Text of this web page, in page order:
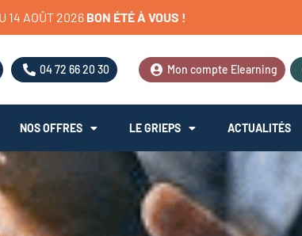
U 14 AOÛT 2026 BON ÉTÉÀ VOUS !
04 72 66 20 30 Mon compte Elearning
NOS OFFRES LE GRIEPS ACTUALITÉS